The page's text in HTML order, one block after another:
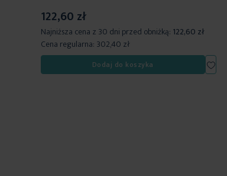
122,60 zł
Najniższa cena z 30 dni przed obniżką: 122,60 zł
Cena regularna: 302,40 zł
Dodaj do koszyka
do